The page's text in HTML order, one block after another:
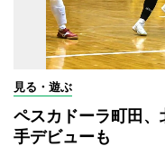
見る・遊ぶ
ペスカドーラ町田
手デビューも